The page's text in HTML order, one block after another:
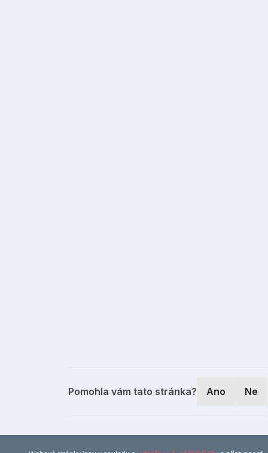
Pomohla vám tato stránka? Ano Ne